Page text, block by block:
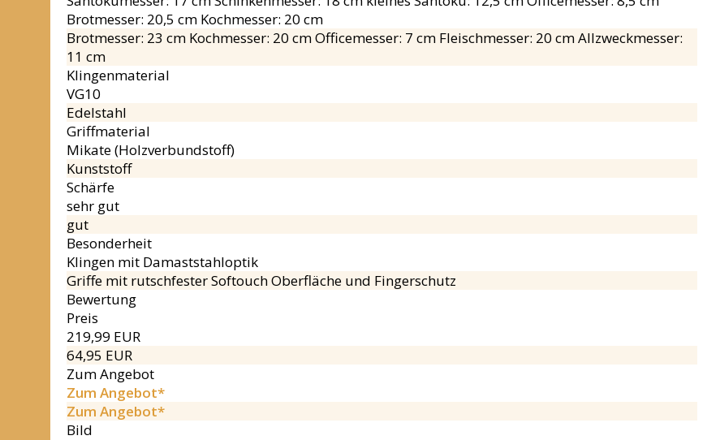
Brotmesser: 20,5 cm Kochmesser: 20 cm
Brotmesser: 23 cm Kochmesser: 20 cm Officemesser: 7 cm Fleischmesser: 20 cm Allzweckmesser:
11 cm
Klingenmaterial
VG10
Edelstahl
Griffmaterial
Mikate (Holzverbundstoff)
Kunststoff
Schärfe
sehr gut
gut
Besonderheit
Klingen mit Damaststahloptik
Griffe mit rutschfester Softouch Oberfläche und Fingerschutz
Bewertung
Preis
219,99 EUR
64,95 EUR
Zum Angebot
Zum Angebot*
Zum Angebot*
Bild